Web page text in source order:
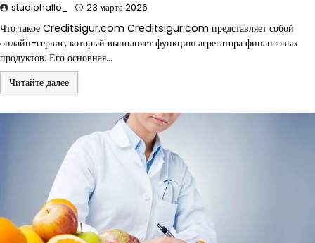
studiohallo_ 23 марта 2026
Что такое Creditsigur.com Creditsigur.com представляет собой
онлайн-сервис, который выполняет функцию агрегатора финансовых
продуктов. Его основная…
Читайте далее